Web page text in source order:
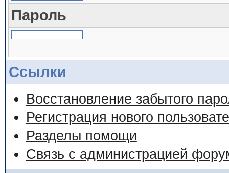
Пароль
Ссылки
Восстановление забытого
Регистрация нового
Разделы помощи
Связь с администрацией